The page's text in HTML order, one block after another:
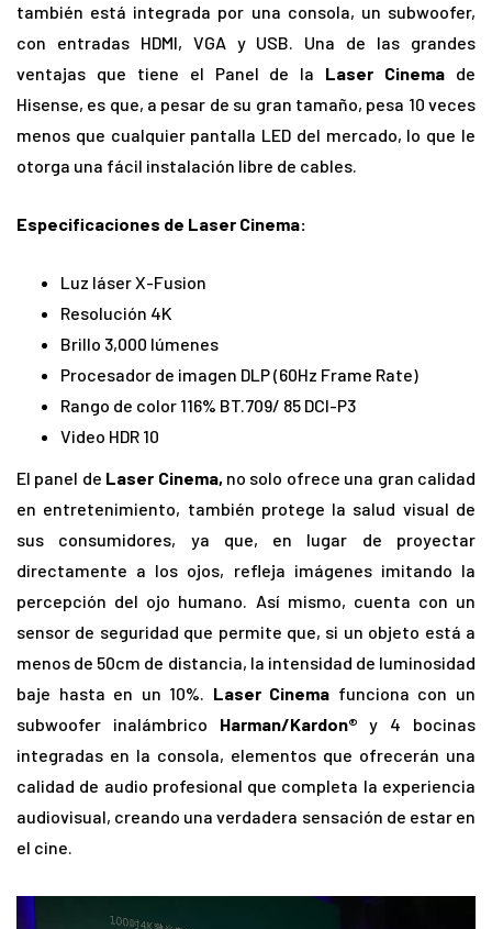
también está integrada por una consola, un subwoofer,
con entradas HDMI, VGA y USB. Una de las grandes
ventajas que tiene el Panel de la Laser Cinema de
Hisense, es que, a pesar de su gran tamaño, pesa 10 veces
menos que cualquier pantalla LED del mercado, lo que le
otorga una fácil instalación libre de cables.
Especificaciones de Laser Cinema:
Luz láser X-Fusion
Resolución 4K
Brillo 3,000 lúmenes
Procesador de imagen DLP (60Hz Frame Rate)
Rango de color 116% BT.709/ 85 DCI-P3
Video HDR 10
El panel de Laser Cinema, no solo ofrece una gran calidad
en entretenimiento, también protege la salud visual de
sus consumidores, ya que, en lugar de proyectar
directamente a los ojos, refleja imágenes imitando la
percepción del ojo humano. Así mismo, cuenta con un
sensor de seguridad que permite que, si un objeto está a
menos de 50cm de distancia, la intensidad de luminosidad
baje hasta en un 10%. Laser Cinema funciona con un
subwoofer inalámbrico Harman/Kardon® y 4 bocinas
integradas en la consola, elementos que ofrecerán una
calidad de audio profesional que completa la experiencia
audiovisual, creando una verdadera sensación de estar en
el cine.